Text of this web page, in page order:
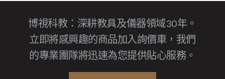
博視科教：深耕教具及儀器領域30年。
立即將感興趣的商品加入詢價車，我們
的專業團隊將迅速為您提供貼心服務。